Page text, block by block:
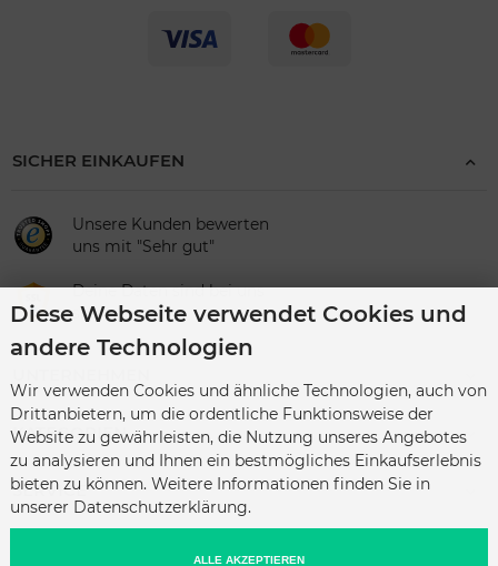
SICHER EINKAUFEN
Unsere Kunden bewerten
uns mit "Sehr gut"
Deine Daten sind bei uns
sicher
KATEGORIEN
SERVICE
Diese Webseite verwendet Cookies und
andere Technologien
Wir verwenden Cookies und ähnliche Technologien, auch von
Drittanbietern, um die ordentliche Funktionsweise der
Website zu gewährleisten, die Nutzung unseres Angebotes
zu analysieren und Ihnen ein bestmögliches Einkaufserlebnis
bieten zu können. Weitere Informationen finden Sie in
unserer Datenschutzerklärung.
ALLE AKZEPTIEREN